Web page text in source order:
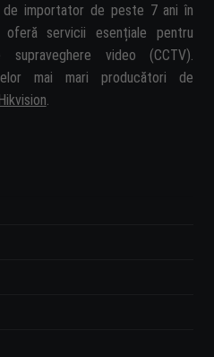
de importator de peste 7 ani în
oferă servicii esențiale pentru
video (CCTV).
mai mari producători de
.